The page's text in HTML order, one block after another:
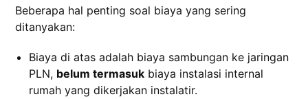
Beberapa hal penting soal biaya yang sering
ditanyakan:
Biaya di atas adalah biaya sambungan ke jaringan
PLN, belum termasuk biaya instalasi internal
rumah yang dikerjakan instalatir.